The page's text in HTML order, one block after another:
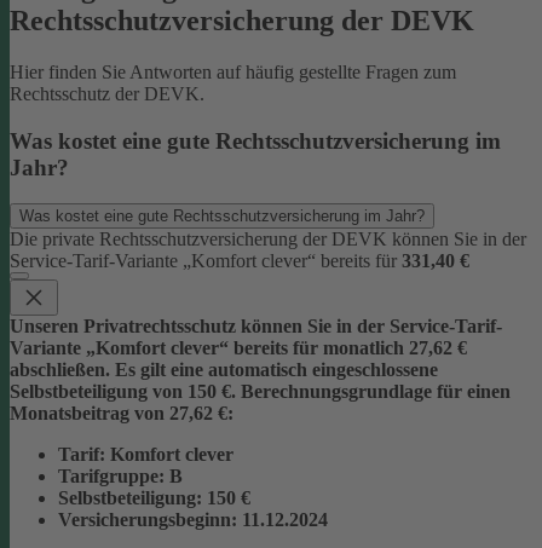
Rechtsschutzversicherung der DEVK
Hier finden Sie Antworten auf häufig gestellte Fragen zum
Rechtsschutz der DEVK.
Was kostet eine gute Rechtsschutzversicherung im
Jahr?
Was kostet eine gute Rechtsschutzversicherung im Jahr?
Die private Rechtsschutzversicherung der DEVK können Sie in der
Service-Tarif-Variante „Komfort clever“ bereits für 331,40 €
Unseren Privatrechtsschutz können Sie in der Service-Tarif-
Variante „Komfort clever“ bereits für monatlich 27,62 €
abschließen. Es gilt eine automatisch eingeschlossene
Selbstbeteiligung von 150 €. Berechnungsgrundlage für einen
Monatsbeitrag von 27,62 €:
Tarif: Komfort clever
Tarifgruppe: B
Selbstbeteiligung: 150 €
Versicherungsbeginn: 11.12.2024